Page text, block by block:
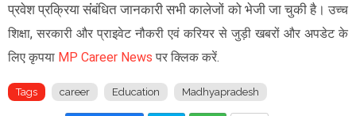
प्रवेश प्रक्रिया संंबंधित जानकारी सभी कालेजों को भेजी जा चुकी है। उच्च
शिक्षा, सरकारी और प्राइवेट नौकरी एवं करियर से जुड़ी खबरों और अपडेट के
लिए कृपया MP Career News पर क्लिक करें.
Tags career Education Madhyapradesh